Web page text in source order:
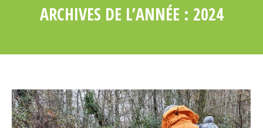
ARCHIVES DE L’ANNÉE : 2024